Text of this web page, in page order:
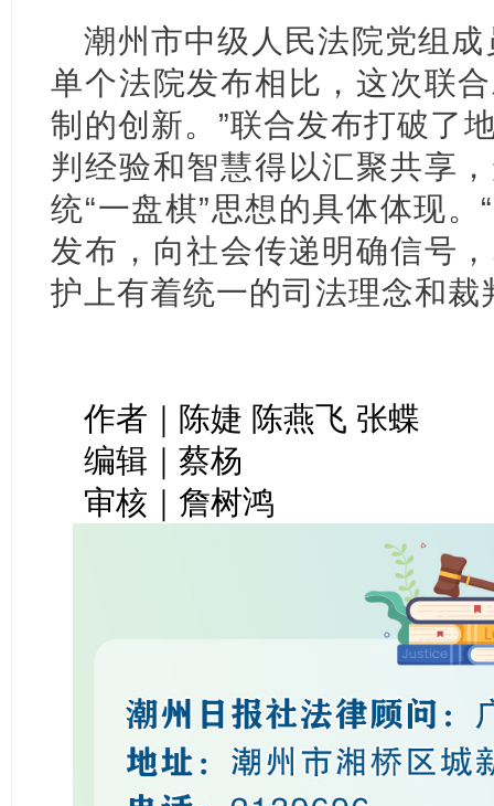
潮州市中级人民法院党组
单个法院发布相比，这次联
制的创新。”联合发布打破了
判经验和智慧得以汇聚共享
统“一盘棋”思想的具体体现
发布，向社会传递明确信号
护上有着统一的司法理念和裁
作者｜陈婕 陈燕飞 张蝶
编辑｜蔡杨
审核｜詹树鸿